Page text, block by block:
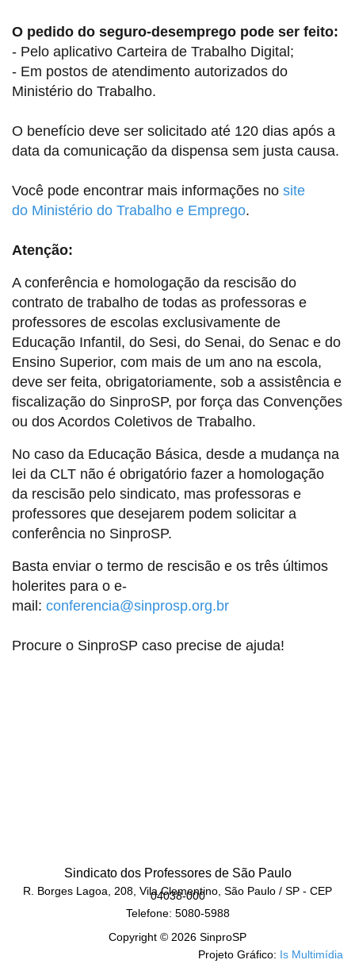
O pedido do seguro-desemprego pode ser feito:
- Pelo aplicativo Carteira de Trabalho Digital;
- Em postos de atendimento autorizados do
Ministério do Trabalho.
O benefício deve ser solicitado até 120 dias após a
data da comunicação da dispensa sem justa causa.
Você pode encontrar mais informações no site
do Ministério do Trabalho e Emprego.
Atenção:
A conferência e homologação da rescisão do
contrato de trabalho de todas as professoras e
professores de escolas exclusivamente de
Educação Infantil, do Sesi, do Senai, do Senac e do
Ensino Superior, com mais de um ano na escola,
deve ser feita, obrigatoriamente, sob a assistência e
fiscalização do SinproSP, por força das Convenções
ou dos Acordos Coletivos de Trabalho.
No caso da Educação Básica, desde a mudança na
lei da CLT não é obrigatório fazer a homologação
da rescisão pelo sindicato, mas professoras e
professores que desejarem podem solicitar a
conferência no SinproSP.
Basta enviar o termo de rescisão e os três últimos
holerites para o e-
mail: conferencia@sinprosp.org.br
Procure o SinproSP caso precise de ajuda!
Sindicato dos Professores de São Paulo
R. Borges Lagoa, 208, Vila Clementino, São Paulo / SP - CEP
04038-000
Telefone: 5080-5988
Copyright © 2026 SinproSP
Projeto Gráfico: Is Multimídia